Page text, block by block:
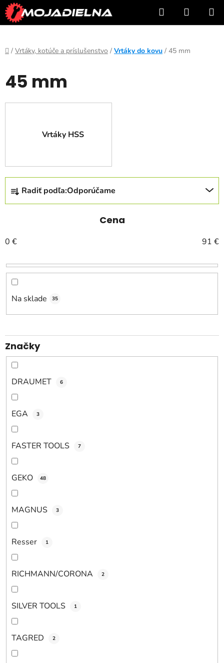
Prejsť
na
obsah
Hľadať
KOŠÍK
Domov
/ Vrtáky, kotúče a príslušenstvo / Vrtáky do kovu / 45 mm
45 mm
Vrtáky HSS
R
a
d
n
i
e
p
o
d
k
t
o
Radiť podľa:Odporúčame
Cena
0 € 91 €
Na sklade 35
Značky
DRAUMET 6
EGA 3
FASTER TOOLS 7
GEKO 48
MAGNUS 3
Resser 1
RICHMANN/CORONA 2
SILVER TOOLS 1
TAGRED 2